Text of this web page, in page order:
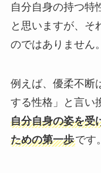
自分自身の持つ特
と思いますが、そ
のではありません。
例えば、優柔不断
する性格」と言い
自分自身の姿を受
ための第一歩です。